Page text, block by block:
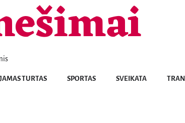
TURTAS SPORTAS SVEIKATA